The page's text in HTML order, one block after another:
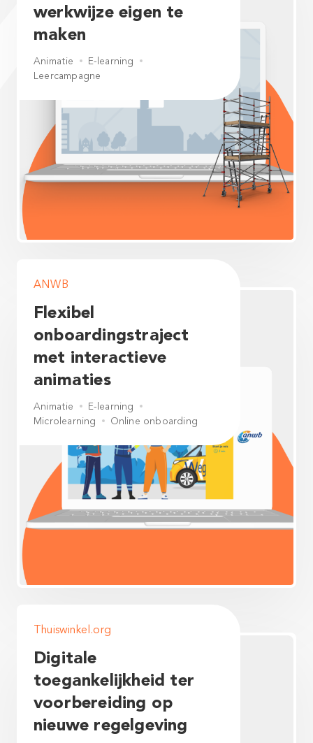
werkwijze eigen te
maken
Animatie
E-learning
Leercampagne
ANWB
Flexibel
onboardingstraject
met interactieve
animaties
Animatie
E-learning
Microlearning
Online onboarding
Thuiswinkel.org
Digitale
toegankelijkheid ter
voorbereiding op
nieuwe regelgeving